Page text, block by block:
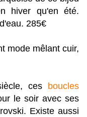
hiver qu'en été.
285€
mode mêlant cuir,
ces
boucles
le soir avec ses
Existe aussi